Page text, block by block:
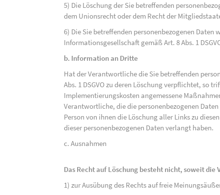
5) Die Löschung der Sie betreffenden
dem Unionsrecht oder dem Recht der
6) Die Sie betreffenden personenbezogenen Daten
Informationsgesellschaft gemäß Art. 8 Abs. 1
b. Information an Dritte
Hat der Verantwortliche die Sie betreffenden
Abs. 1 DSGVO zu deren Löschung verpflichtet, so
Implementierungskosten angemessene
Verantwortliche, die die personenbezogenen
Person von ihnen die Löschung aller Links zu
dieser personenbezogenen Daten verlangt haben.
c. Ausnahmen
Das Recht auf Löschung besteht nicht, soweit
1) zur Ausübung des Rechts auf freie